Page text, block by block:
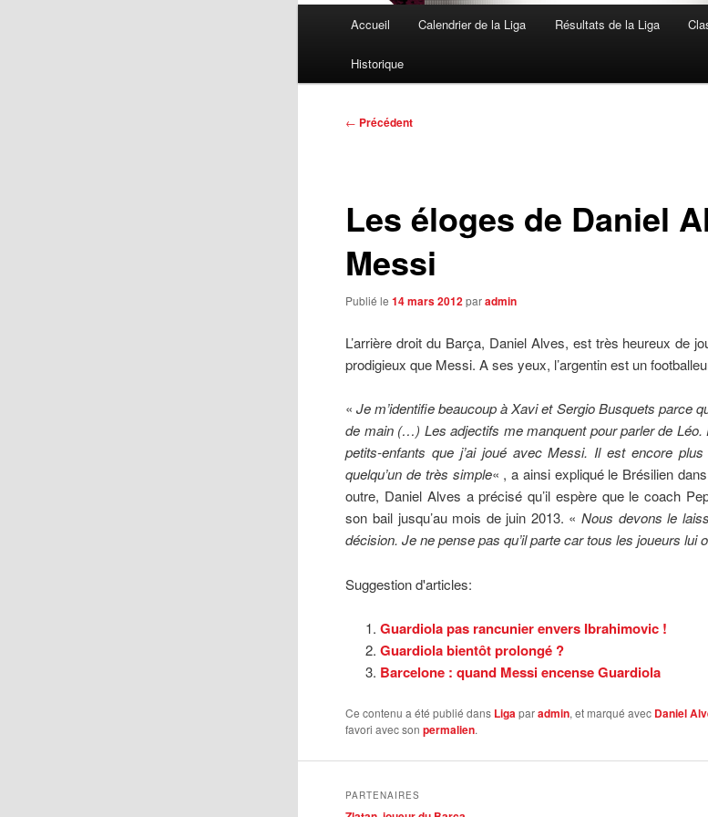
Accueil Calendrier de la Liga Résultats de la Liga
Historique
Navigation
← Précédent
Les éloges de Daniel
Messi
Publié le14 mars 2012 paradmin
L’arrière droit du Barça, Daniel Alves, est très heureux de
prodigieux que Messi. A ses yeux, l’argentin est un
«Je m’identifie beaucoup à Xavi et Sergio Busquets parce
de main (…) Les adjectifs me manquent pour parler de Léo.
petits-enfants que j’ai joué avec Messi. Il est encore plus
quelqu’un de très simple« , a ainsi expliqué le Brésilien
outre, Daniel Alves a précisé qu’il espère que le coach
son bail jusqu’au mois de juin 2013. « Nous devons le
décision. Je ne pense pas qu’il parte car tous les joueurs lui
Suggestion d'articles:
Guardiola pas rancunier envers Ibrahimovic !
Guardiola bientôt prolongé ?
Barcelone : quand Messi encense Guardiola
Ce contenu a été publié dans Ligaparadmin, et marqué avec Daniel
favori avec sonpermalien.
PARTENAIRES